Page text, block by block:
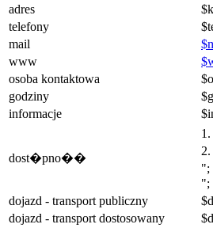
adres
telefony
mail
www
osoba kontaktowa
godziny
informacje
dost�pno��
";
";
dojazd - transport publiczny
dojazd - transport dostosowany